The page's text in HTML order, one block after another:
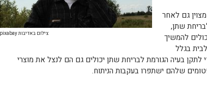
צילום באדיבות pixabay
גם לאחר
שתן,
להמשיך
בגלל
לתקן בעיה הגורמת לבריחת שתן יכולים גם הם לנצל את מוצרי
שלהם ישתפרו בעקבות הניתוח.